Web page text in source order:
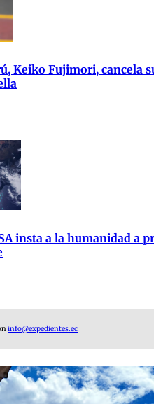
Keiko Fujimori, cancela
insta a la humanidad a
info@expedientes.ec